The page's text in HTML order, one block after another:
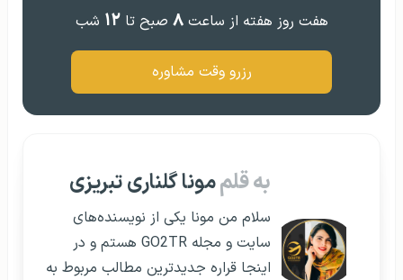
هفت روز هفته از ساعت۸ صبح تا۱۲ شب
رزرو وقت مشاوره
به قلممونا گلناری تبریزی
سلام من مونا یکی از نویسنده‌های
سایت و مجله GO2TR هستم و در
اینجا قراره جدیدترین مطالب مربوط به